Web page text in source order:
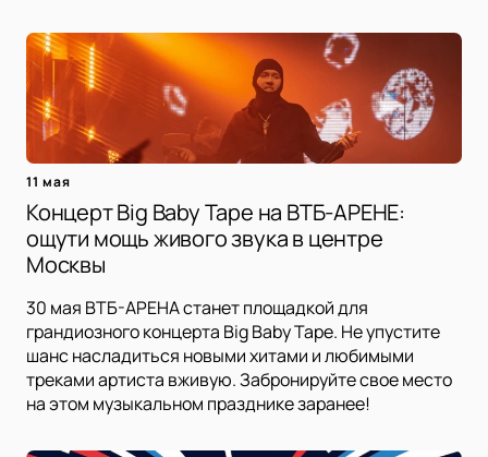
11 мая
Концерт Big Baby Tape на ВТБ-АРЕНЕ:
ощути мощь живого звука в центре
Москвы
30 мая ВТБ-АРЕНА станет площадкой для
грандиозного концерта Big Baby Tape. Не упустите
шанс насладиться новыми хитами и любимыми
треками артиста вживую. Забронируйте свое место
на этом музыкальном празднике заранее!